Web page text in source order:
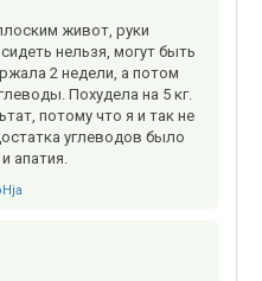
живот, руки
нельзя, могут быть
2 недели, а потом
Похудела на 5 кг.
потому что я и так не
углеводов было
апатия.